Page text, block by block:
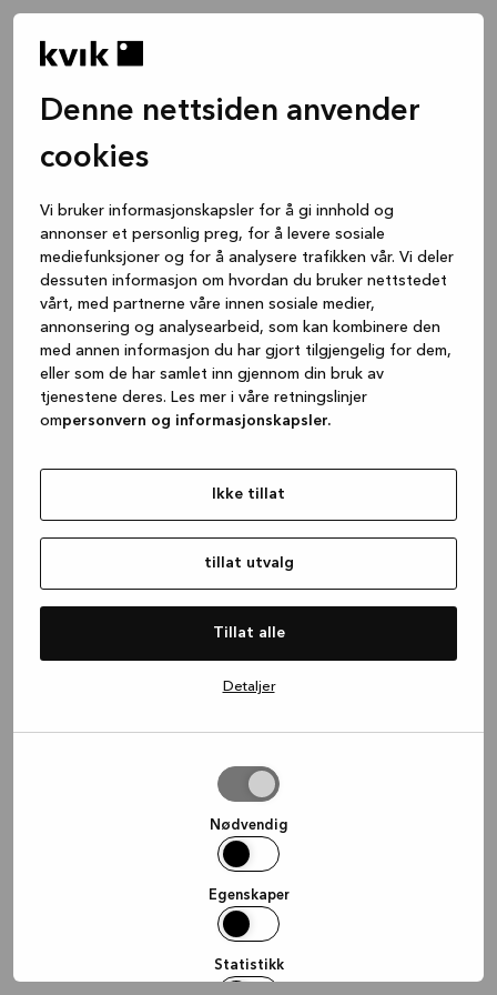
Denne nettsiden anvender
cookies
Vi bruker informasjonskapsler for å gi innhold og
annonser et personlig preg, for å levere sosiale
mediefunksjoner og for å analysere trafikken vår. Vi deler
dessuten informasjon om hvordan du bruker nettstedet
vårt, med partnerne våre innen sosiale medier,
annonsering og analysearbeid, som kan kombinere den
med annen informasjon du har gjort tilgjengelig for dem,
eller som de har samlet inn gjennom din bruk av
tjenestene deres. Les mer i våre retningslinjer
ompersonvern og informasjonskapsler.
Ikke tillat
tillat utvalg
Tillat alle
Detaljer
Nødvendig
Egenskaper
Statistikk
(see the browser console for more
information).